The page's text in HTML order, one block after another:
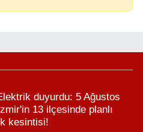
duyurdu: 5 Ağustos
13 ilçesinde planlı
kesintisi!